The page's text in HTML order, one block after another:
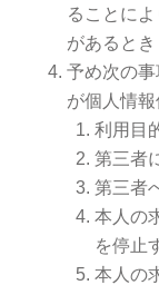
ることに
があるとき
予め次の
が個人情
利用目
第三者
第三者
本人の
を停止
本人の